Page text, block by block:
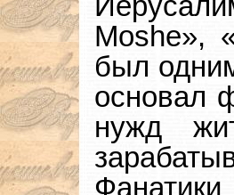
Moshe»,
был
основал
нужд